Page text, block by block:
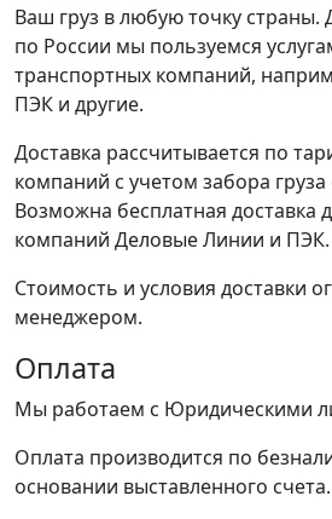
Ваш груз в любую точку страны.
по России мы пользуемся
транспортных компаний,
ПЭК и другие.
Доставка рассчитывается по
компаний с учетом забора груза
Возможна бесплатная доставка
компаний Деловые Линии и ПЭК.
Стоимость и условия доставки
менеджером.
Оплата
Мы работаем с Юридическими
Оплата производится по
основании выставленного счета.